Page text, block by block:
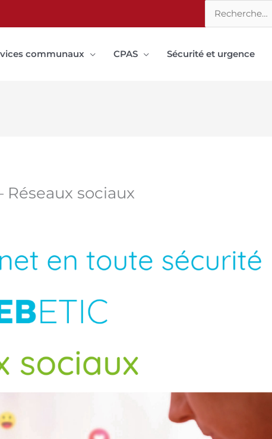
Rechercher :
communaux CPAS Sécurité et urgence
Réseaux sociaux